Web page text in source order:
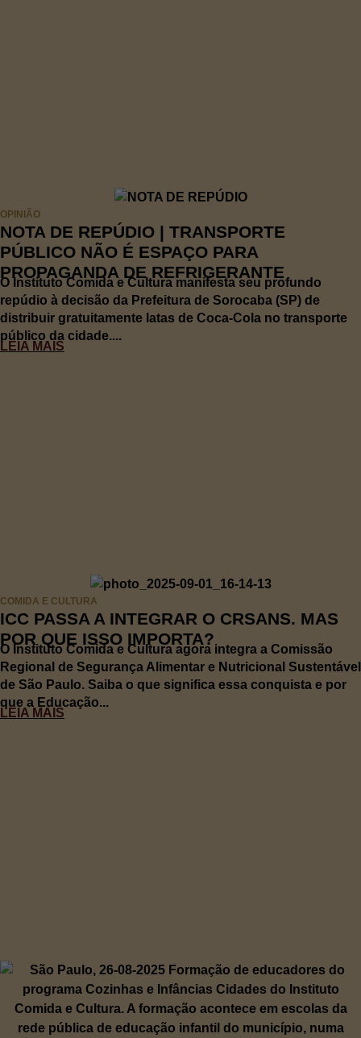
OPINIÃO
NOTA DE REPÚDIO | TRANSPORTE
PÚBLICO NÃO É ESPAÇO PARA
PROPAGANDA DE REFRIGERANTE
O Instituto Comida e Cultura manifesta seu profundo
repúdio à decisão da Prefeitura de Sorocaba (SP) de
distribuir gratuitamente latas de Coca-Cola no transporte
público da cidade....
LEIA MAIS
COMIDA E CULTURA
ICC PASSA A INTEGRAR O CRSANS. MAS
POR QUE ISSO IMPORTA?
O Instituto Comida e Cultura agora integra a Comissão
Regional de Segurança Alimentar e Nutricional Sustentável
de São Paulo. Saiba o que significa essa conquista e por
que a Educação...
LEIA MAIS